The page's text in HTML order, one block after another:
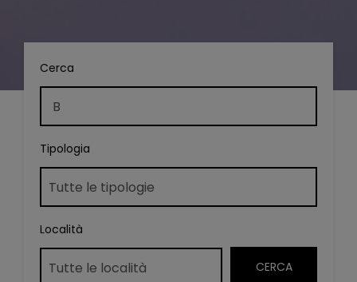
Cerca
Tipologia
Località